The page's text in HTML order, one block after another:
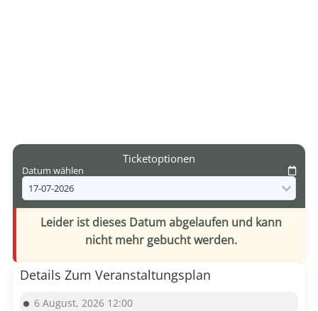
Ticketoptionen
Datum wählen
Leider ist dieses Datum abgelaufen und kann
nicht mehr gebucht werden.
Details Zum Veranstaltungsplan
6 August, 2026 12:00